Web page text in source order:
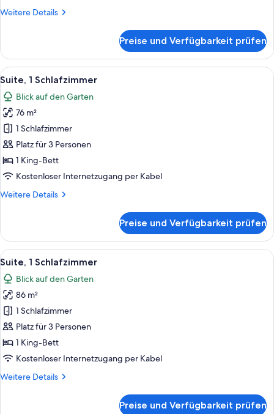
anzeigen
Weitere Details
Weitere
Pool
View,
2
Double,
Terrace
Preise und Verfügbarkeit prüfen
Alle
Fotos
für
Suite,
Schlafzimmer
anzeigen
Ein modernes Wohnzimmer mit
8
Suite, 1 Schlafzimmer
Blick auf den Garten
76 m²
1 Schlafzimmer
Platz für 3 Personen
1 King-Bett
Kostenloser Internetzugang per Kabel
Weitere Details
Weitere
1
Schlafzimmer
Preise und Verfügbarkeit prüfen
Alle
Fotos
für
Suite,
Schlafzimmer
anzeigen
Ein Hotelzimmer mit einem großen
8
Suite, 1 Schlafzimmer
Blick auf den Garten
86 m²
1 Schlafzimmer
Platz für 3 Personen
1 King-Bett
Kostenloser Internetzugang per Kabel
Weitere Details
Weitere
Preise und Verfügbarkeit prüfen